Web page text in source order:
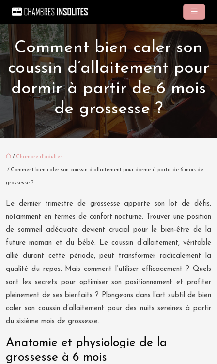
Comment bien caler son
coussin d’allaitement pour
dormir à partir de 6 mois
de grossesse ?
/ Chambre d'adultes
/ Comment bien caler son coussin d’allaitement pour dormir à partir de 6 mois de
grossesse ?
Le dernier trimestre de grossesse apporte son lot de défis,
notamment en termes de confort nocturne. Trouver une position
de sommeil adéquate devient crucial pour le bien-être de la
future maman et du bébé. Le coussin d’allaitement, véritable
allié durant cette période, peut transformer radicalement la
qualité du repos. Mais comment l’utiliser efficacement ? Quels
sont les secrets pour optimiser son positionnement et profiter
pleinement de ses bienfaits ? Plongeons dans l’art subtil de bien
caler son coussin d’allaitement pour des nuits sereines à partir
du sixième mois de grossesse.
Anatomie et physiologie de la
grossesse à 6 mois